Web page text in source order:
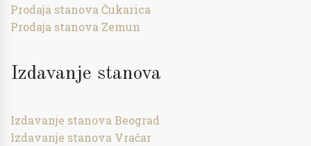
Prodaja stanova Čukarica
Prodaja stanova Zemun
Izdavanje stanova
Izdavanje stanova Beograd
Izdavanje stanova Vračar